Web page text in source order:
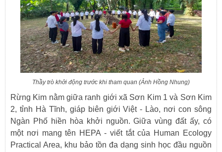
Thầy trò khởi động trước khi tham quan (Ảnh Hồng Nhung)
Rừng Kim nằm giữa ranh giới xã Sơn Kim 1 và Sơn Kim
2, tỉnh Hà Tĩnh, giáp biên giới Việt - Lào, nơi con sông
Ngàn Phố hiền hòa khởi nguồn. Giữa vùng đất ấy, có
một nơi mang tên HEPA - viết tắt của Human Ecology
Practical Area, khu bảo tồn đa dạng sinh học đầu nguồn